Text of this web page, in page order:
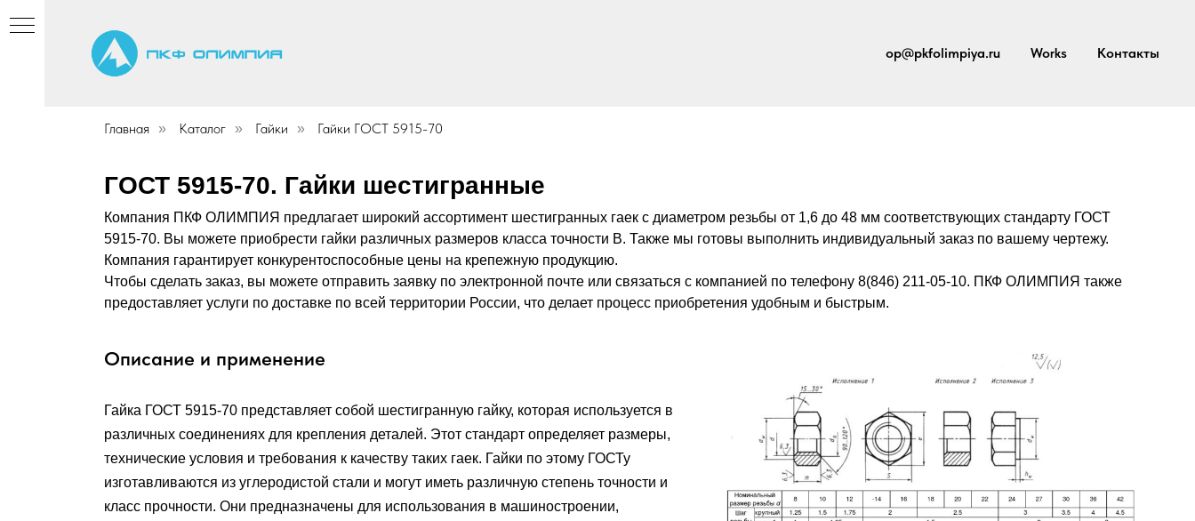
op@pkfolimpiya.ru Works Контакты
Главная » Каталог » Гайки » Гайки ГОСТ 5915-70
ГОСТ 5915-70. Гайки шестигранные
Компания ПКФ ОЛИМПИЯ предлагает широкий ассортимент шестигранных гаек с диаметром резьбы от 1,6 до 48 мм соответствующих стандарту ГОСТ
5915-70. Вы можете приобрести гайки различных размеров класса точности В. Также мы готовы выполнить индивидуальный заказ по вашему чертежу.
Компания гарантирует конкурентоспособные цены на крепежную продукцию.
Чтобы сделать заказ, вы можете отправить заявку по электронной почте или связаться с компанией по телефону 8(846) 211-05-10. ПКФ ОЛИМПИЯ также
предоставляет услуги по доставке по всей территории России, что делает процесс приобретения удобным и быстрым.
Описание и применение
Гайка ГОСТ 5915-70 представляет собой шестигранную гайку, которая используется в
различных соединениях для крепления деталей. Этот стандарт определяет размеры,
технические условия и требования к качеству таких гаек. Гайки по этому ГОСТу
изготавливаются из углеродистой стали и могут иметь различную степень точности и
класс прочности. Они предназначены для использования в машиностроении,